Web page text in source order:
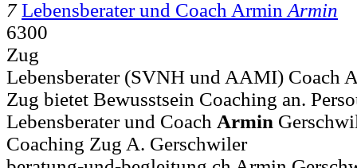
7 Lebensberater und Coach Armin Armin
6300
Zug
Lebensberater (SVNH und AAMI) Coach
Zug bietet Bewusstsein Coaching an.
Lebensberater und Coach Armin
Coaching Zug A. Gerschwiler